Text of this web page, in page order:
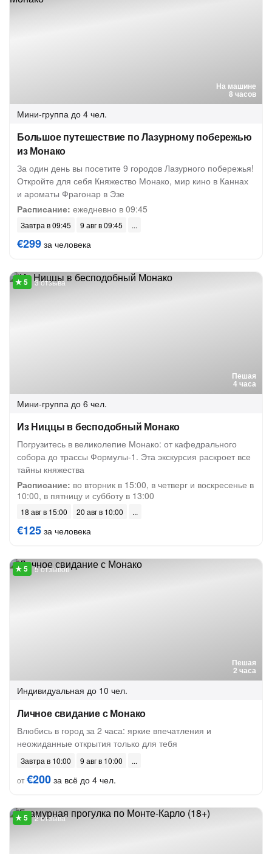
На машине
8 часов
Мини-группа до 4 чел.
Большое путешествие по Лазурному побережью
из Монако
За один день вы посетите 9 городов Лазурного побережья!
Откройте для себя Княжество Монако, мир кино в Каннах
и ароматы Фрагонар в Эзе
Расписание: ежедневно в 09:45
Завтра в 09:45 9 авг в 09:45
€299 за человека
Пешая
4 часа
3 отзыва
Мини-группа до 6 чел.
Из Ниццы в бесподобный Монако
Погрузитесь в великолепие Монако: от кафедрального
собора до трассы Формулы-1. Эта экскурсия раскроет все
тайны княжества
Расписание: во вторник в 15:00, в четверг и воскресенье в
10:00, в пятницу и субботу в 13:00
18 авг в 15:00 20 авг в 10:00
€125 за человека
Пешая
2 часа
5 отзывов
Индивидуальная до 10 чел.
Личное свидание с Монако
Влюбись в город за 2 часа: яркие впечатления и
неожиданные открытия только для тебя
Завтра в 10:00
9 авг в 10:00
от€200 за всё до 4 чел.
2 отзыва